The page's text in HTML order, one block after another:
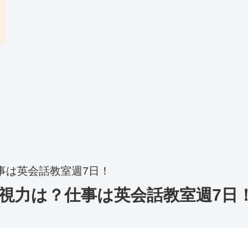
英会話教室週7日！
力は？仕事は英会話教室週7日！